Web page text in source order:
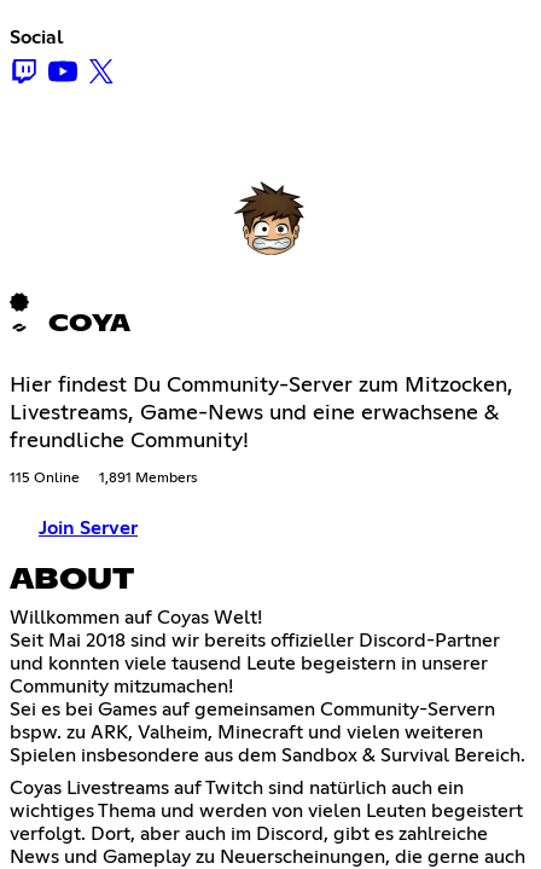
Social
COYA
Hier findest Du Community-Server zum Mitzocken,
Livestreams, Game-News und eine erwachsene &
freundliche Community!
115 Online 1,891 Members
Join Server
ABOUT
Willkommen auf Coyas Welt!
Seit Mai 2018 sind wir bereits offizieller Discord-Partner
und konnten viele tausend Leute begeistern in unserer
Community mitzumachen!
Sei es bei Games auf gemeinsamen Community-Servern
bspw. zu ARK, Valheim, Minecraft und vielen weiteren
Spielen insbesondere aus dem Sandbox & Survival Bereich.
Coyas Livestreams auf Twitch sind natürlich auch ein
wichtiges Thema und werden von vielen Leuten begeistert
verfolgt. Dort, aber auch im Discord, gibt es zahlreiche
News und Gameplay zu Neuerscheinungen, die gerne auch